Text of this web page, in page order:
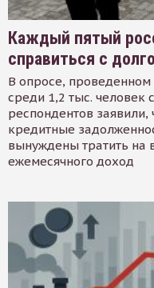
Каждый пятый
справиться с
В опросе, проведенном
среди 1,2 тыс. человек
респондентов заявили,
кредитные
вынуждены тратить на
ежемесячного доход